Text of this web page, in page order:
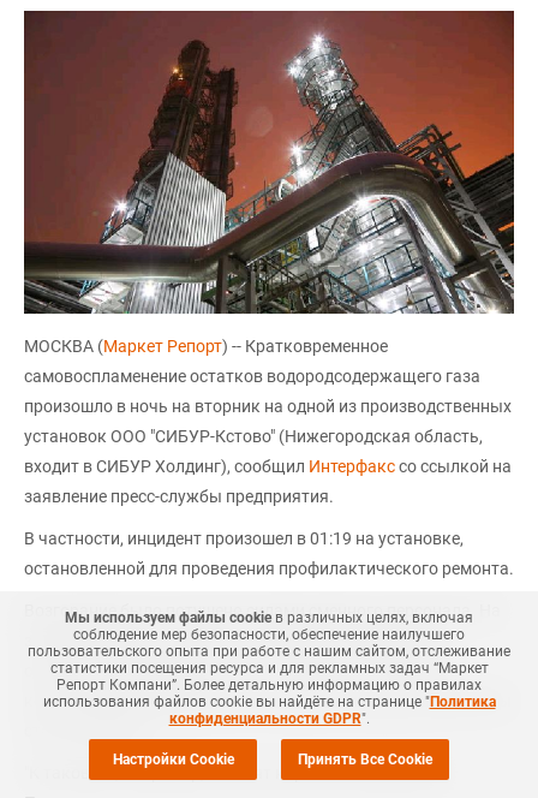
МОСКВА (Маркет Репорт) -- Кратковременное
самовоспламенение остатков водородсодержащего газа
произошло в ночь на вторник на одной из производственных
установок ООО "СИБУР-Кстово" (Нижегородская область,
входит в СИБУР Холдинг), сообщил Интерфакссо ссылкой на
заявление пресс-службы предприятия.
В частности, инцидент произошел в 01:19 на установке,
остановленной для проведения профилактического ремонта.
Возгорание было потушено силами сменного персонала. На
заводе событие отнесено к категории "потенциально
опасного происшествия", то есть неопасного события,
которое при определенном стечении обстоятельств могло бы
"К таковым, например, относят короткое замыкание.
Мы используем файлы cookie в различных целях, включая
соблюдение мер безопасности, обеспечение наилучшего
пользовательского опыта при работе с нашим сайтом, отслеживание
статистики посещения ресурса и для рекламных задач “Маркет
Репорт Компани”. Более детальную информацию о правилах
использования файлов cookie вы найдёте на странице "Политика
конфиденциальности GDPR".
Настройки Cookie Принять Все Cookie